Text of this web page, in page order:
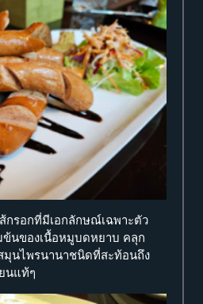
กรอกที่มีเอกลักษณ์เฉพาะตัว
ข้นของเนื้อหมูบดหยาบ คลุก
มุนไพรนานาชนิดที่สะท้อนถึง
นแท้ๆ